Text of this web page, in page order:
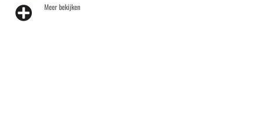
Meer bekijken